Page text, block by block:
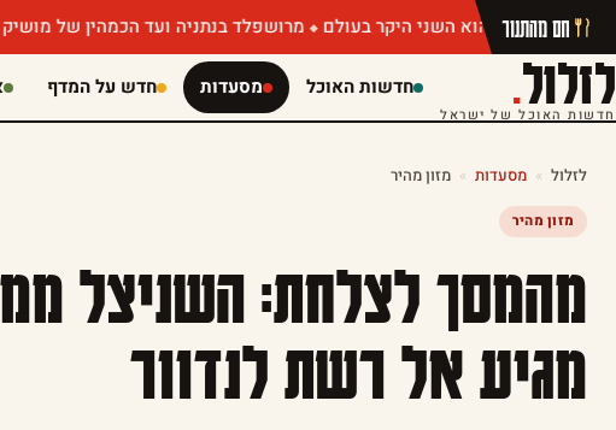
מרושפלד בנתניה ועד הכמהין של מושיק רוט: חם מהתנור
לזלול.
חדשות האוכל של ישראל
חדשות האוכל מסעדות חדש על המדף
לזלול » מסעדות » מזון מהיר
מזון מהיר
מהמסך לצלחת: השניצל
מגיע אל רשת לנדוור